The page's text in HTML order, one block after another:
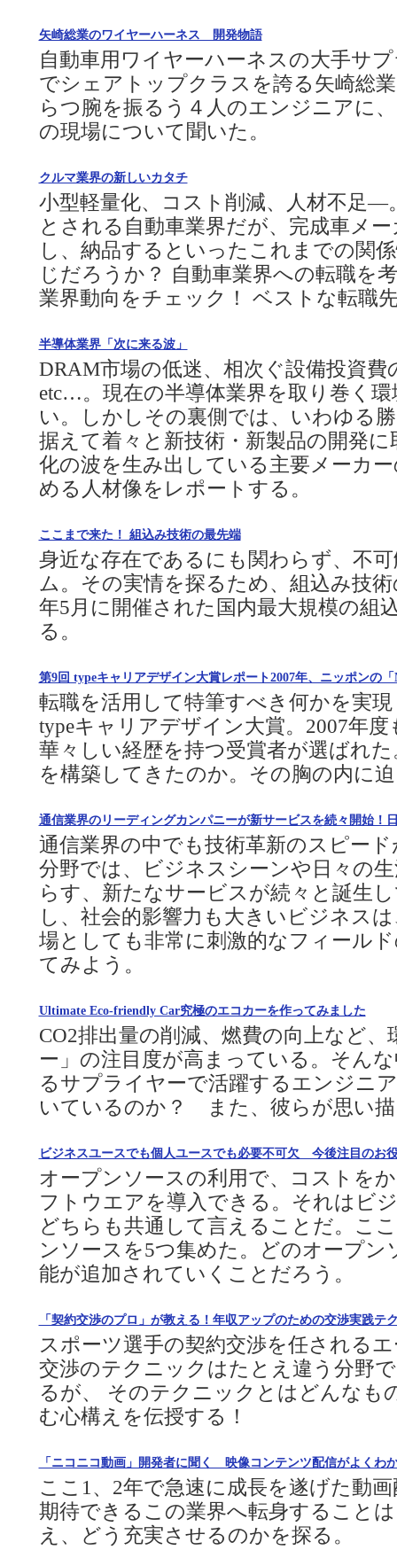
矢崎総業のワイヤーハーネス 開発物語
自動車用ワイヤーハーネスの大手サ
でシェアトップクラスを誇る矢崎総
らつ腕を振るう４人のエンジニアに
の現場について聞いた。
クルマ業界の新しいカタチ
小型軽量化、コスト削減、人材不足―
とされる自動車業界だが、完成車メ
し、納品するといったこれまでの関
じだろうか？ 自動車業界への転職を
業界動向をチェック！ ベストな転職
半導体業界「次に来る波」
DRAM市場の低迷、相次ぐ設備投資費
etc…。現在の半導体業界を取り巻く
い。しかしその裏側では、いわゆる
据えて着々と新技術・新製品の開発
化の波を生み出している主要メーカ
める人材像をレポートする。
ここまで来た！ 組込み技術の最先端
身近な存在であるにも関わらず、不
ム。その実情を探るため、組込み技
年5月に開催された国内最大規模の組
る。
第9回 typeキャリアデザイン大賞レポート2007年、ニッポンの
転職を活用して特筆すべき何かを実
typeキャリアデザイン大賞。2007年
華々しい経歴を持つ受賞者が選ばれ
を構築してきたのか。その胸の内に
通信業界のリーディングカンパニーが新サービスを続々開始！
通信業界の中でも技術革新のスピー
分野では、ビジネスシーンや日々の
らす、新たなサービスが続々と誕生
し、社会的影響力も大きいビジネス
場としても非常に刺激的なフィール
てみよう。
Ultimate Eco-friendly Car究極のエコカーを作ってみました
CO2排出量の削減、燃費の向上など
ー」の注目度が高まっている。そん
るサプライヤーで活躍するエンジニ
いているのか？ また、彼らが思い
ビジネスユースでも個人ユースでも必要不可欠 今後注目のお
オープンソースの利用で、コストを
フトウエアを導入できる。それはビ
どちらも共通して言えることだ。こ
ンソースを5つ集めた。どのオープ
能が追加されていくことだろう。
「契約交渉のプロ」が教える！年収アップのための交渉実践テ
スポーツ選手の契約交渉を任される
交渉のテクニックはたとえ違う分野
るが、 そのテクニックとはどんな
む心構えを伝授する！
「ニコニコ動画」開発者に聞く 映像コンテンツ配信がよくわ
ここ1、2年で急速に成長を遂げた動
期待できるこの業界へ転身すること
え、どう充実させるのかを探る。